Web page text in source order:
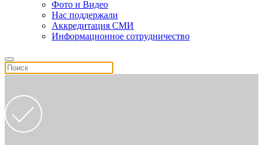
Фото и Видео
Нас поддержали
Аккредитация СМИ
Информационное сотрудничество